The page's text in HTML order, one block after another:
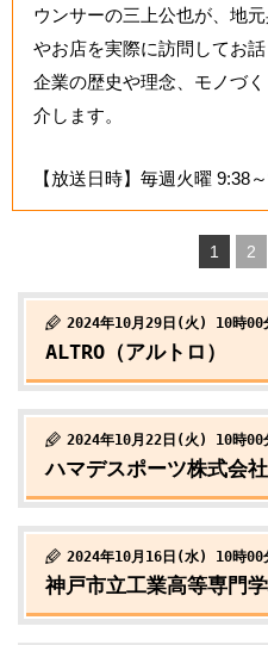
ウンサーの三上公也が、地
やお店を実際に訪問してお話
企業の歴史や理念、モノづ
介します。
【放送日時】毎週火曜 9:38
1 2
2024年10月29日(火) 10時00
ALTRO（アルトロ）
2024年10月22日(火) 10時00
ハマデスポーツ株式会社
2024年10月16日(水) 10時00
神戸市立工業高等専門